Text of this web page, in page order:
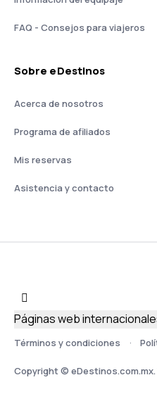
FAQ - Consejos para viajeros
Sobre eDestinos
Acerca de nosotros
Programa de afiliados
Mis reservas
Asistencia y contacto
Términos y condiciones
Copyright ©
Páginas web